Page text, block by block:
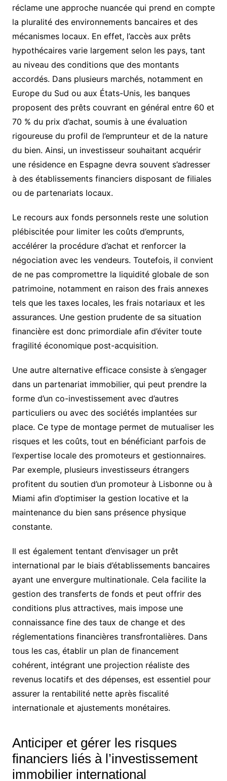
réclame une approche nuancée qui prend en compte
la pluralité des environnements bancaires et des
mécanismes locaux. En effet, l’accès aux prêts
hypothécaires varie largement selon les pays, tant
au niveau des conditions que des montants
accordés. Dans plusieurs marchés, notamment en
Europe du Sud ou aux États-Unis, les banques
proposent des prêts couvrant en général entre 60 et
70 % du prix d’achat, soumis à une évaluation
rigoureuse du profil de l’emprunteur et de la nature
du bien. Ainsi, un investisseur souhaitant acquérir
une résidence en Espagne devra souvent s’adresser
à des établissements financiers disposant de filiales
ou de partenariats locaux.
Le recours aux fonds personnels reste une solution
plébiscitée pour limiter les coûts d’emprunts,
accélérer la procédure d’achat et renforcer la
négociation avec les vendeurs. Toutefois, il convient
de ne pas compromettre la liquidité globale de son
patrimoine, notamment en raison des frais annexes
tels que les taxes locales, les frais notariaux et les
assurances. Une gestion prudente de sa situation
financière est donc primordiale afin d’éviter toute
fragilité économique post-acquisition.
Une autre alternative efficace consiste à s’engager
dans un partenariat immobilier, qui peut prendre la
forme d’un co-investissement avec d’autres
particuliers ou avec des sociétés implantées sur
place. Ce type de montage permet de mutualiser les
risques et les coûts, tout en bénéficiant parfois de
l’expertise locale des promoteurs et gestionnaires.
Par exemple, plusieurs investisseurs étrangers
profitent du soutien d’un promoteur à Lisbonne ou à
Miami afin d’optimiser la gestion locative et la
maintenance du bien sans présence physique
constante.
Il est également tentant d’envisager un prêt
international par le biais d’établissements bancaires
ayant une envergure multinationale. Cela facilite la
gestion des transferts de fonds et peut offrir des
conditions plus attractives, mais impose une
connaissance fine des taux de change et des
réglementations financières transfrontalières. Dans
tous les cas, établir un plan de financement
cohérent, intégrant une projection réaliste des
revenus locatifs et des dépenses, est essentiel pour
assurer la rentabilité nette après fiscalité
internationale et ajustements monétaires.
Anticiper et gérer les risques
financiers liés à l’investissement
immobilier international